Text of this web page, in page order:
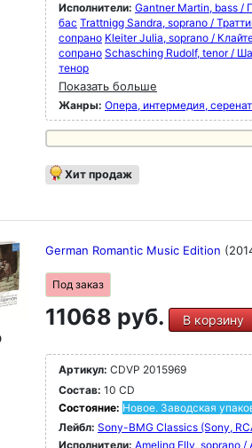
Исполнители: Gantner Martin, bass /
бас Trattnigg Sandra, soprano /
сопрано Kleiter Julia, soprano /
сопрано Schasching Rudolf, tenor /
тенор
Показать больше
Жанры: Опера, интермедия,
Хит продаж
German Romantic Music Edition
Под заказ
11068 руб. В корзину
Артикул: CDVP 2015969
Состав: 10 CD
Состояние: Новое. Заводская
Лейбл: Sony-BMG Classics (Sony,
Исполнители: Ameling Elly, soprano